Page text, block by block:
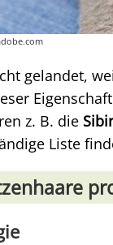
gelandet,
z. B. die
Liste